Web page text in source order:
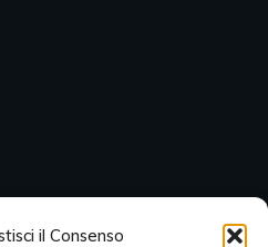
il Consenso